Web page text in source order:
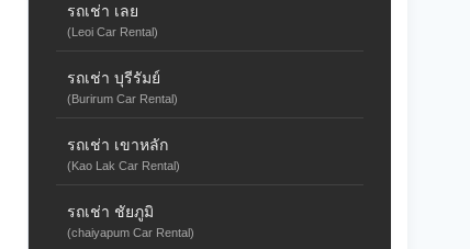
รถเช่า เลย
(Leoi Car Rental)
รถเช่า บุรีรัมย์
(Burirum Car Rental)
รถเช่า เขาหลัก
(Kao Lak Car Rental)
รถเช่า ชัยภูมิ
(chaiyapum Car Rental)